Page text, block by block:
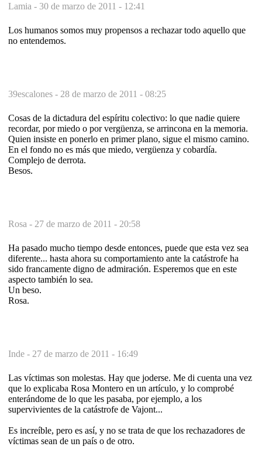
Lamia - 30 de marzo de 2011 - 12:41
Los humanos somos muy propensos a rechazar todo aquello que
no entendemos.
39escalones - 28 de marzo de 2011 - 08:25
Cosas de la dictadura del espíritu colectivo: lo que nadie quiere
recordar, por miedo o por vergüenza, se arrincona en la memoria.
Quien insiste en ponerlo en primer plano, sigue el mismo camino.
En el fondo no es más que miedo, vergüenza y cobardía.
Complejo de derrota.
Besos.
Rosa - 27 de marzo de 2011 - 20:58
Ha pasado mucho tiempo desde entonces, puede que esta vez sea
diferente... hasta ahora su comportamiento ante la catástrofe ha
sido francamente digno de admiración. Esperemos que en este
aspecto también lo sea.
Un beso.
Rosa.
Inde - 27 de marzo de 2011 - 16:49
Las víctimas son molestas. Hay que joderse. Me di cuenta una vez
que lo explicaba Rosa Montero en un artículo, y lo comprobé
enterándome de lo que les pasaba, por ejemplo, a los
supervivientes de la catástrofe de Vajont...
Es increíble, pero es así, y no se trata de que los rechazadores de
víctimas sean de un país o de otro.